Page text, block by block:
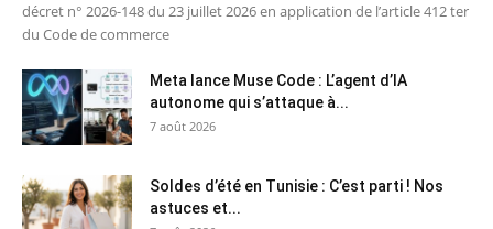
décret n° 2026-148 du 23 juillet 2026 en application de l’article 412 ter
du Code de commerce
Meta lance Muse Code : L’agent d’IA
autonome qui s’attaque à...
7 août 2026
Soldes d’été en Tunisie : C’est parti ! Nos
astuces et...